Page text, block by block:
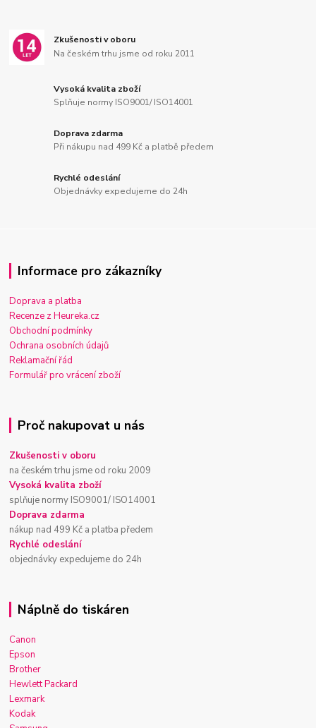
Zkušenosti v oboru
Na českém trhu jsme od roku 2011
Vysoká kvalita zboží
Splňuje normy ISO9001/ ISO14001
Doprava zdarma
Při nákupu nad 499 Kč a platbě předem
Rychlé odeslání
Objednávky expedujeme do 24h
Informace pro zákazníky
Doprava a platba
Recenze z Heureka.cz
Obchodní podmínky
Ochrana osobních údajů
Reklamační řád
Formulář pro vrácení zboží
Proč nakupovat u nás
Zkušenosti v oboru
na českém trhu jsme od roku 2009
Vysoká kvalita zboží
splňuje normy ISO9001/ ISO14001
Doprava zdarma
nákup nad 499 Kč a platba předem
Rychlé odeslání
objednávky expedujeme do 24h
Náplně do tiskáren
Canon
Epson
Brother
Hewlett Packard
Lexmark
Kodak